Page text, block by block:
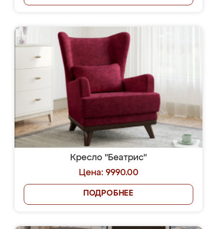
Кресло "Беатрис"
Цена: 9990.00
ПОДРОБНЕЕ